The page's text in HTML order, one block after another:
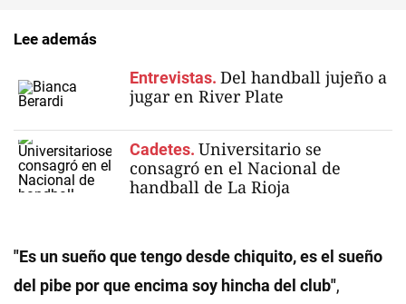
Lee además
Entrevistas. Del handball jujeño a
jugar en River Plate
Cadetes. Universitario se
consagró en el Nacional de
handball de La Rioja
"Es un sueño que tengo desde chiquito, es el sueño
del pibe por que encima soy hincha del club",